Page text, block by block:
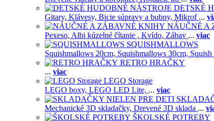
DETSKÉ
Gitary, Klávesy, Bicie súpravy a bubny, Mikrof ...
NÁUČNÉ A
Pexeso, Albi kúzelné čítanie , Kvído, Zábav ... viac
SQUISHMALLOWS
Squishmallows 20cm, Squishmallows 30cm, Squish
RETRO HRAČKY
... viac
LEGO Storage
LEGO boxy, LEGO LED Lite, ... viac
Mechanické 3D skladačky, Drevené 3D sklada ...
ŠKOLSKÉ POTREBY